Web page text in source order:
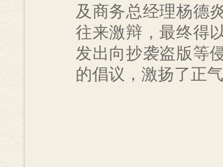
及商务总经理杨德
往来激辩，最终得
发出向抄袭盗版等
的倡议，激扬了正